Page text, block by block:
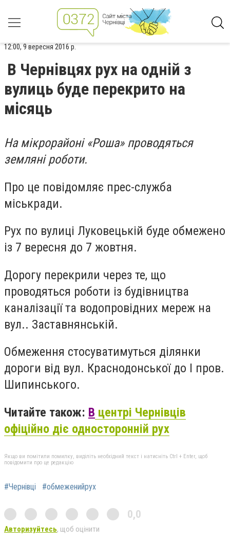
12:00, 9 вересня 2016 р.
В Чернівцях рух на одній з
вулиць буде перекрито на
місяць
На мікрорайоні «Роша» проводяться
земляні роботи.
Про це повідомляє прес-служба
міськради.
Рух по вулиці Луковецькій буде обмежено
із 7 вересня до 7 жовтня.
Дорогу перекрили через те, що
проводяться роботи із будівництва
каналізації та водопровідних мереж на
вул.. Заставнянській.
Обмеження стосуватимуться ділянки
дороги від вул. Краснодонської до І пров.
Шипинського.
Читайте також: В центрі Чернівців
офіційно діє односторонній рух
Якщо ви помітили помилку, виділіть необхідний текст і натисніть Ctrl + Enter, щоб
повідомити про це редакцію
#Чернівці #обмеженийрух
0,0
Авторизуйтесь, щоб оцінити